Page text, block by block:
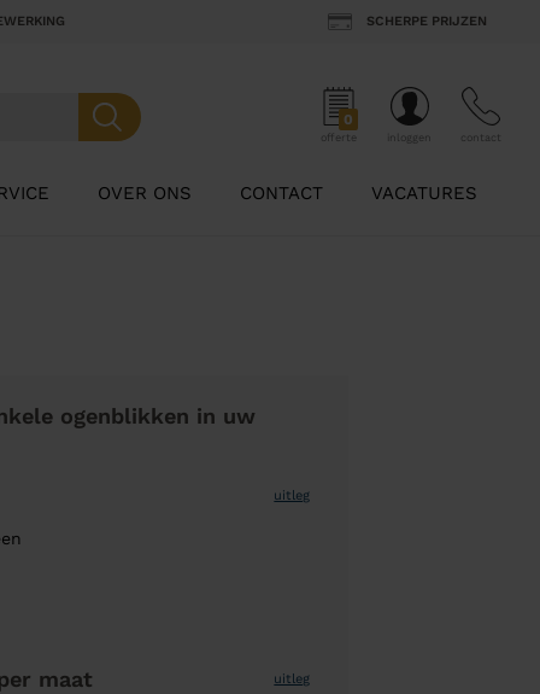
SCHERPE PRIJZEN
0
offerte inloggen contact
OVER ONS CONTACT VACATURES
ogenblikken in uw
uitleg
maat uitleg